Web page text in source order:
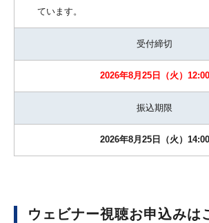
ています。
受付締切
2026年8月25日（火）12:00
振込期限
2026年8月25日（火）14:00
ウェビナー視聴お申込みは